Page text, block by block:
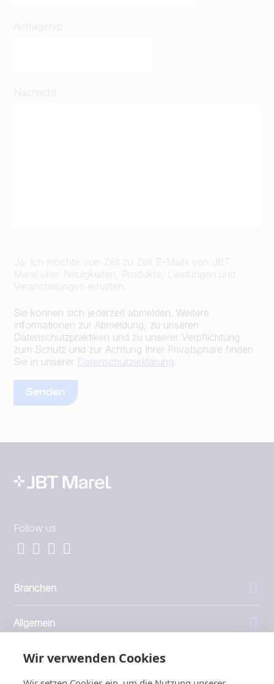
Wir verwenden Cookies
Anfragetyp
Nachricht
Ja, ich möchte von Zeit zu Zeit E-Mails von JBT
Marel über Neuigkeiten, Produkte, Leistungen und
Veranstaltungen erhalten.
Sie können sich jederzeit abmelden. Weitere
Informationen zur Abmeldung, zu unseren
Datenschutzpraktiken und zu unserer Verpflichtung
zum Schutz und zur Achtung Ihrer Privatsphäre finden
Sie in unserer Datenschutzerklärung.
Follow us
Branchen
Allgemein
Unternehmen